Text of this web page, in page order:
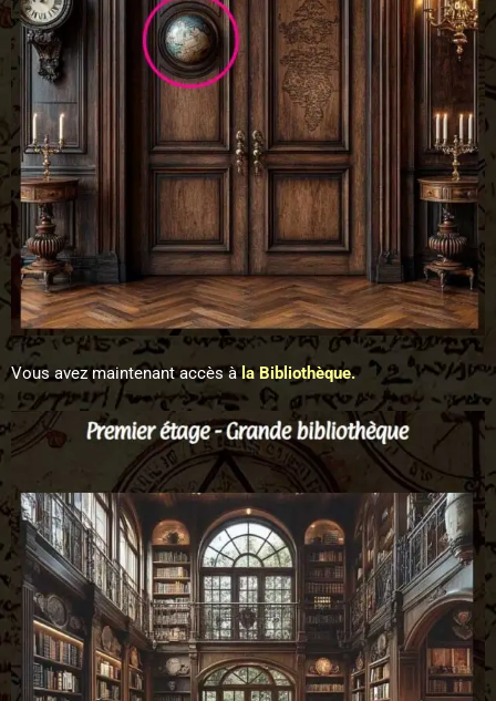
Vous avez maintenant accès àla Bibliothèque.